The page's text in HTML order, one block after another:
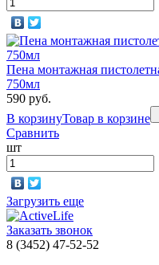
Пена монтажная
750мл
590 руб.
В корзинуТовар в корзине
Сравнить
шт
Загрузить еще
Заказать звонок
8 (3452) 47-52-52